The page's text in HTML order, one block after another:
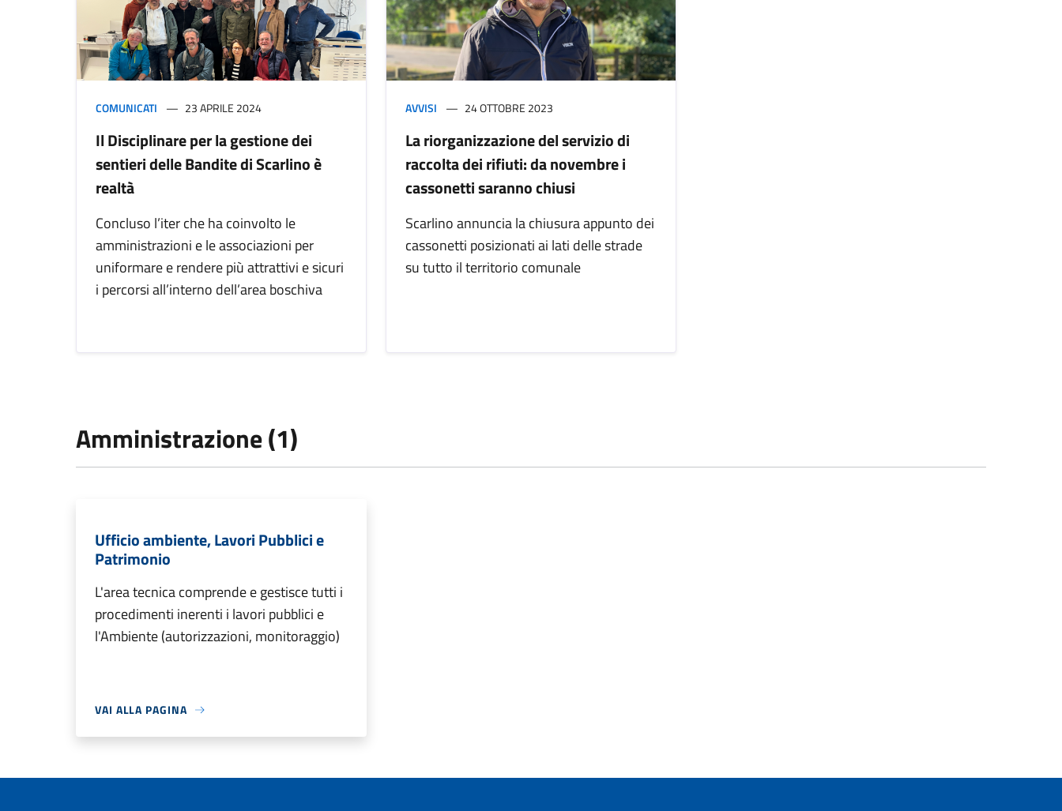
COMUNICATI 23 APRILE 2024
Il Disciplinare per la gestione dei
sentieri delle Bandite di Scarlino è
realtà
Concluso l’iter che ha coinvolto le
amministrazioni e le associazioni per
uniformare e rendere più attrattivi e sicuri
i percorsi all’interno dell’area boschiva
AVVISI 24 OTTOBRE 2023
La riorganizzazione del servizio di
raccolta dei rifiuti: da novembre i
cassonetti saranno chiusi
Scarlino annuncia la chiusura appunto dei
cassonetti posizionati ai lati delle strade
su tutto il territorio comunale
Amministrazione (1)
Ufficio ambiente, Lavori Pubblici e
Patrimonio
L'area tecnica comprende e gestisce tutti i
procedimenti inerenti i lavori pubblici e
l'Ambiente (autorizzazioni, monitoraggio)
VAI ALLA PAGINA